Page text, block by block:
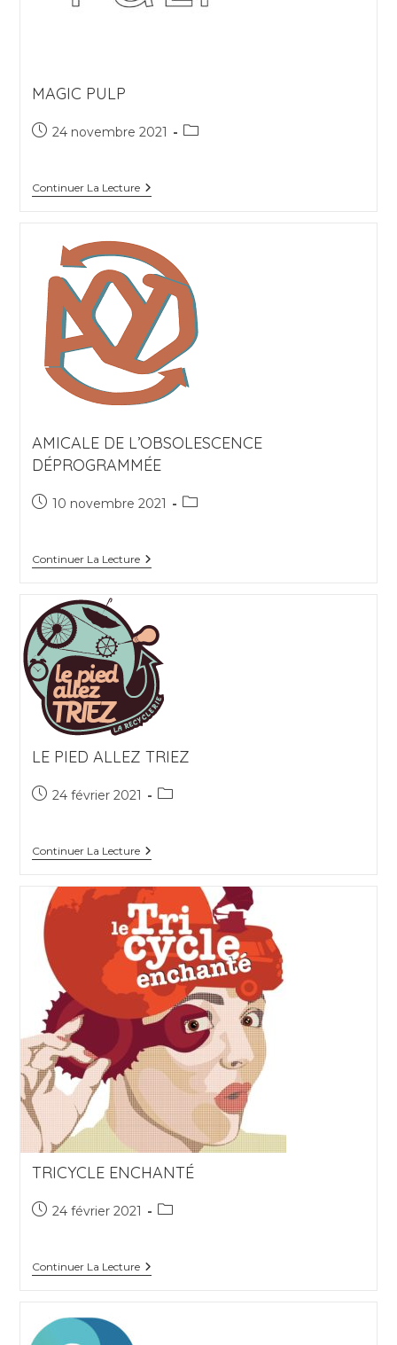
MAGIC PULP
Publication
24 novembre 2021
Post
Continuer La LectureMagic
Pulp
AMICALE DE L’OBSOLESCENCE
DÉPROGRAMMÉE
Publication
10 novembre 2021
Post
Continuer La LectureAmicale
De
LE PIED ALLEZ TRIEZ
Publication
24 février 2021
Post
Continuer La LectureLe
Pied
Triez
TRICYCLE ENCHANTÉ
Publication
24 février 2021
Post
Continuer La LectureTricycle
Enchanté